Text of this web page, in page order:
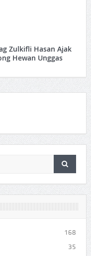
Zulkifli Hasan Ajak
Hewan Unggas
168
35